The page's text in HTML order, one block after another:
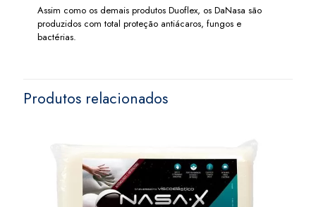
Assim como os demais produtos Duoflex, os DaNasa são
produzidos com total proteção antiácaros, fungos e
bactérias.
Produtos relacionados